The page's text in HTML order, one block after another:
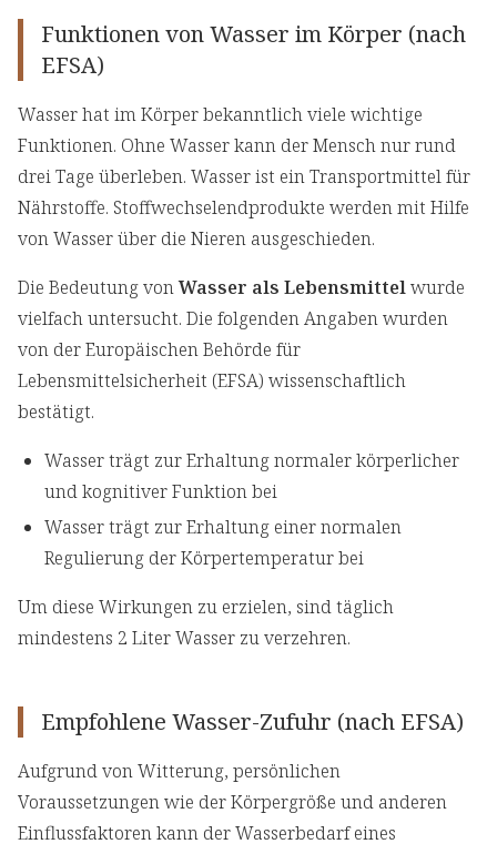
Funktionen von Wasser im Körper (nach
EFSA)
Wasser hat im Körper bekanntlich viele wichtige
Funktionen. Ohne Wasser kann der Mensch nur rund
drei Tage überleben. Wasser ist ein Transportmittel für
Nährstoffe. Stoffwechselendprodukte werden mit Hilfe
von Wasser über die Nieren ausgeschieden.
Die Bedeutung vonWasser als Lebensmittelwurde
vielfach untersucht. Die folgenden Angaben wurden
von der Europäischen Behörde für
Lebensmittelsicherheit (EFSA) wissenschaftlich
bestätigt.
Wasser trägt zur Erhaltung normaler körperlicher
und kognitiver Funktion bei
Wasser trägt zur Erhaltung einer normalen
Regulierung der Körpertemperatur bei
Um diese Wirkungen zu erzielen, sind täglich
mindestens 2 Liter Wasser zu verzehren.
Empfohlene Wasser-Zufuhr (nach EFSA)
Aufgrund von Witterung, persönlichen
Voraussetzungen wie der Körpergröße und anderen
Einflussfaktoren kann der Wasserbedarf eines